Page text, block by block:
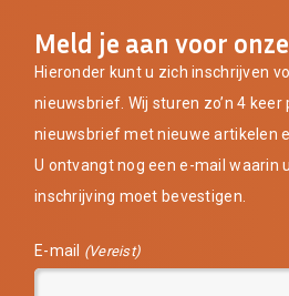
Meld je aan voor
Hieronder kunt u zich inschrijven
nieuwsbrief. Wij sturen zo’n 4 keer
nieuwsbrief met nieuwe artikelen
U ontvangt nog een e-mail waarin
inschrijving moet bevestigen.
E-mail (Vereist)